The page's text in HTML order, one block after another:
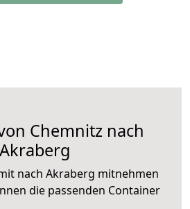
Chemnitz nach
Akraberg
nach Akraberg mitnehmen
die passenden Container